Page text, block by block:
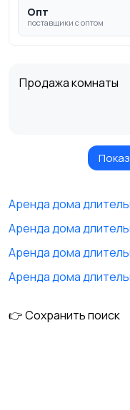
Опт
поставщики с оптом
Продажа комнаты
Продажа участка
Аренда комнаты
Аренда дома
Аренда дома
Аренда дома
Аренда дома
👉 Сохранить поиск